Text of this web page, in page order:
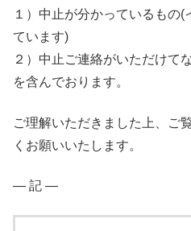
１）中止が分かっているもの
ています)
２）中止ご連絡がいただけて
を含んでおります。
ご理解いただきました上、ご
くお願いいたします。
― 記 ―